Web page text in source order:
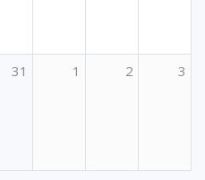
31 1 2 3